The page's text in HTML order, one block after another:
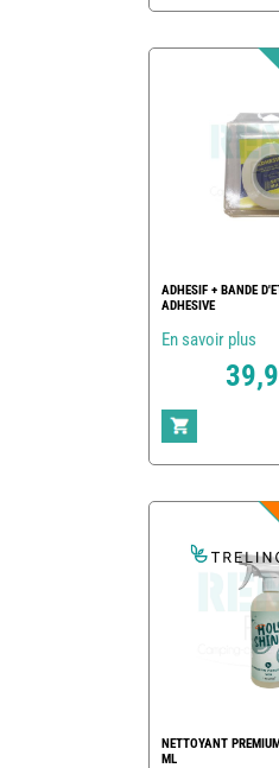
ADHESIF + BANDE
ADHESIVE
En savoir plus
NETTOYANT
ML